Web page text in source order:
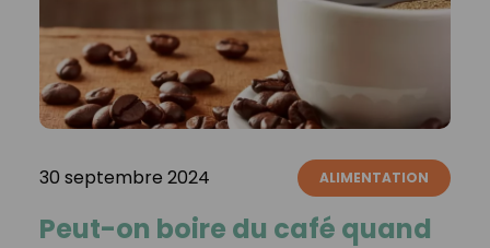
30 septembre 2024 ALIMENTATION
Peut-on boire du café quand